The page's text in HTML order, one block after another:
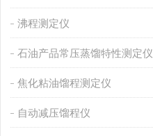
沸程测定仪
石油产品常压蒸馏特性测定仪
焦化粘油馏程测定仪
自动减压馏程仪